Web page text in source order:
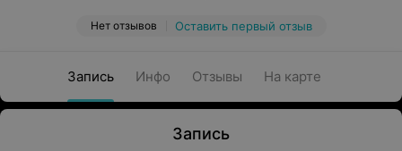
Нет отзывов Оставить первый отзыв
Запись Инфо Отзывы На карте
Запись